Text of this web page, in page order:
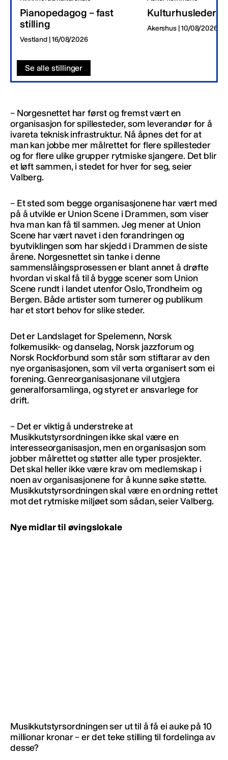
Pianopedagog – fast
stilling
Vestland | 16/08/2026
Kulturhusleder
Akershus | 10/08/2026
Se alle stillinger
– Norgesnettet har først og fremst vært en
organisasjon for spillesteder, som leverandør for å
ivareta teknisk infrastruktur. Nå åpnes det for at
man kan jobbe mer målrettet for flere spillesteder
og for flere ulike grupper rytmiske sjangere. Det blir
et løft sammen, i stedet for hver for seg, seier
Valberg.
– Et sted som begge organisasjonene har vært med
på å utvikle er Union Scene i Drammen, som viser
hva man kan få til sammen. Jeg mener at Union
Scene har vært navet i den forandringen og
byutviklingen som har skjedd i Drammen de siste
årene. Norgesnettet sin tanke i denne
sammenslåingsprosessen er blant annet å drøfte
hvordan vi skal få til å bygge scener som Union
Scene rundt i landet utenfor Oslo, Trondheim og
Bergen. Både artister som turnerer og publikum
har et stort behov for slike steder.
Det er Landslaget for Spelemenn, Norsk
folkemusikk- og danselag, Norsk jazzforum og
Norsk Rockforbund som står som stiftarar av den
nye organisasjonen, som vil verta organisert som ei
forening. Genreorganisasjonane vil utgjera
generalforsamlinga, og styret er ansvarlege for
drift.
– Det er viktig å understreke at
Musikkutstyrsordningen ikke skal være en
interesseorganisasjon, men en organisasjon som
jobber målrettet og støtter alle typer prosjekter.
Det skal heller ikke være krav om medlemskap i
noen av organisasjonene for å kunne søke støtte.
Musikkutstyrsordningen skal være en ordning rettet
mot det rytmiske miljøet som sådan, seier Valberg.
Nye midlar til øvingslokale
Musikkutstyrsordningen ser ut til å få ei auke på 10
millionar kronar – er det teke stilling til fordelinga av
desse?